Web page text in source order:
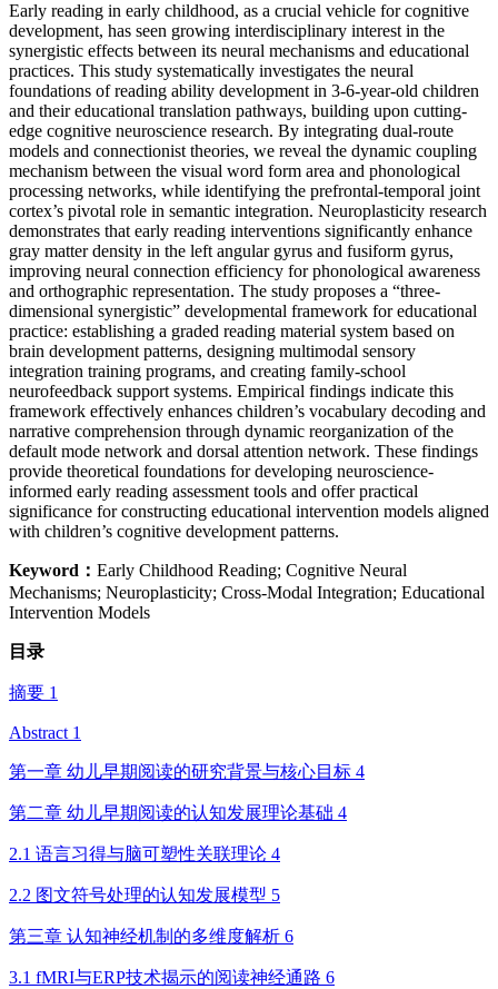
Early reading in early childhood, as a crucial vehicle for cognitive
development, has seen growing interdisciplinary interest in the
synergistic effects between its neural mechanisms and educational
practices. This study systematically investigates the neural
foundations of reading ability development in 3-6-year-old children
and their educational translation pathways, building upon cutting-
edge cognitive neuroscience research. By integrating dual-route
models and connectionist theories, we reveal the dynamic coupling
mechanism between the visual word form area and phonological
processing networks, while identifying the prefrontal-temporal joint
cortex’s pivotal role in semantic integration. Neuroplasticity research
demonstrates that early reading interventions significantly enhance
gray matter density in the left angular gyrus and fusiform gyrus,
improving neural connection efficiency for phonological awareness
and orthographic representation. The study proposes a “three-
dimensional synergistic” developmental framework for educational
practice: establishing a graded reading material system based on
brain development patterns, designing multimodal sensory
integration training programs, and creating family-school
neurofeedback support systems. Empirical findings indicate this
framework effectively enhances children’s vocabulary decoding and
narrative comprehension through dynamic reorganization of the
default mode network and dorsal attention network. These findings
provide theoretical foundations for developing neuroscience-
informed early reading assessment tools and offer practical
significance for constructing educational intervention models aligned
with children’s cognitive development patterns.
Keyword： Early Childhood Reading; Cognitive Neural
Mechanisms; Neuroplasticity; Cross-Modal Integration; Educational
Intervention Models
目录
摘要 1
Abstract 1
第一章 幼儿早期阅读的研究背景与核心目标 4
第二章 幼儿早期阅读的认知发展理论基础 4
2.1 语言习得与脑可塑性关联理论 4
2.2 图文符号处理的认知发展模型 5
第三章 认知神经机制的多维度解析 6
3.1 fMRI与ERP技术揭示的阅读神经通路 6